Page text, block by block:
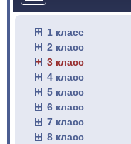
1 класс
2 класс
3 класс
4 класс
5 класс
6 класс
7 класс
8 класс